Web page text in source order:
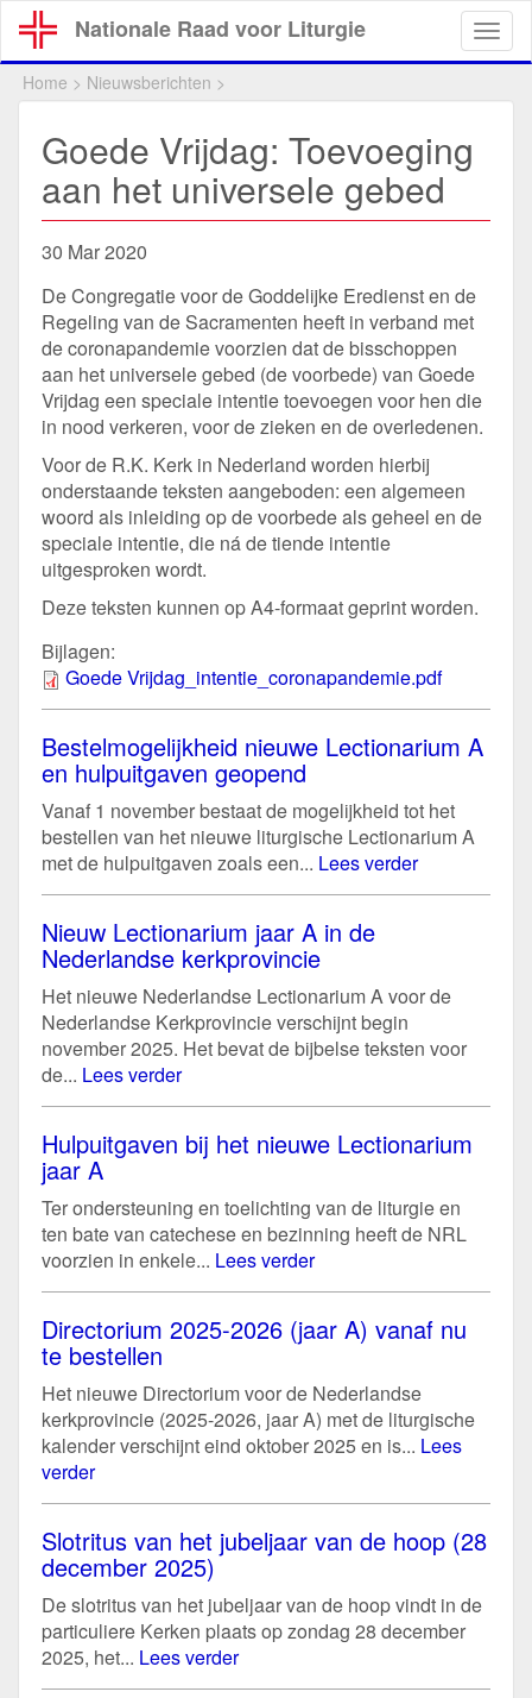
Overslaan
en
naar
Nationale Raad voor Liturgie
Home > Nieuwsberichten >
Goede Vrijdag: Toevoeging
aan het universele gebed
30 Mar 2020
De Congregatie voor de Goddelijke Eredienst en de
Regeling van de Sacramenten heeft in verband met
de coronapandemie voorzien dat de bisschoppen
aan het universele gebed (de voorbede) van Goede
Vrijdag een speciale intentie toevoegen voor hen die
in nood verkeren, voor de zieken en de overledenen.
Voor de R.K. Kerk in Nederland worden hierbij
onderstaande teksten aangeboden: een algemeen
woord als inleiding op de voorbede als geheel en de
speciale intentie, die ná de tiende intentie
uitgesproken wordt.
Deze teksten kunnen op A4-formaat geprint worden.
Bijlagen:
Goede Vrijdag_intentie_coronapandemie.pdf
Bestelmogelijkheid nieuwe Lectionarium A
en hulpuitgaven geopend
Vanaf 1 november bestaat de mogelijkheid tot het
bestellen van het nieuwe liturgische Lectionarium A
met de hulpuitgaven zoals een... Lees verder
Nieuw Lectionarium jaar A in de
Nederlandse kerkprovincie
Het nieuwe Nederlandse Lectionarium A voor de
Nederlandse Kerkprovincie verschijnt begin
november 2025. Het bevat de bijbelse teksten voor
de... Lees verder
Hulpuitgaven bij het nieuwe Lectionarium
jaar A
Ter ondersteuning en toelichting van de liturgie en
ten bate van catechese en bezinning heeft de NRL
voorzien in enkele... Lees verder
Directorium 2025-2026 (jaar A) vanaf nu
te bestellen
Het nieuwe Directorium voor de Nederlandse
kerkprovincie (2025-2026, jaar A) met de liturgische
kalender verschijnt eind oktober 2025 en is... Lees
verder
Slotritus van het jubeljaar van de hoop (28
december 2025)
De slotritus van het jubeljaar van de hoop vindt in de
particuliere Kerken plaats op zondag 28 december
2025, het... Lees verder